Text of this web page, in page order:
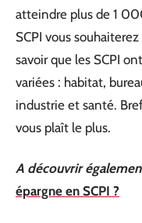
atteindre plus de 1
SCPI vous
savoir que les SCPI
variées : habitat,
industrie et santé.
vous plaît le plus.
A découvrir
épargne en SCPI ?